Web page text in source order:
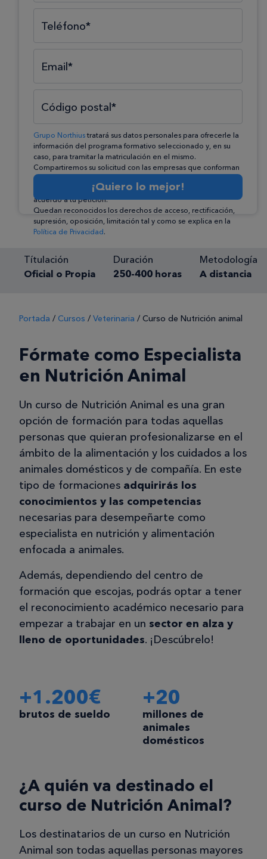
Teléfono*
Email*
Código postal*
Grupo Northiustratará sus datos personales para ofrecerle la
información del programa formativo seleccionado y, en su
caso, para tramitar la matriculación en el mismo.
Compartiremos su solicitud con las empresas que conforman
el
hacerle llegar la mejor oferta de productos y servicios de
acuerdo a tu petición.
Quedan reconocidos los derechos de acceso, rectificación,
supresión, oposición, limitación tal y como se explica en la
Política de Privacidad.
¡Quiero lo mejor!
Títulación
Oficial o Propia
Duración
250-400 horas
Metodología
A distancia
Portada / Cursos / Veterinaria / Curso de Nutrición animal
Fórmate como Especialista
en Nutrición Animal
Un curso de Nutrición Animal es una gran
opción de formación para todas aquellas
personas que quieran profesionalizarse en el
ámbito de la alimentación y los cuidados a los
animales domésticos y de compañía. En este
tipo de formaciones adquirirás los
conocimientos y las competencias
necesarias para desempeñarte como
especialista en nutrición y alimentación
enfocada a animales.
Además, dependiendo del centro de
formación que escojas, podrás optar a tener
el reconocimiento académico necesario para
empezar a trabajar en un sector en alza y
lleno de oportunidades. ¡Descúbrelo!
+1.200€
brutos de sueldo
+20
millones de
animales
domésticos
¿A quién va destinado el
curso de Nutrición Animal?
Los destinatarios de un curso en Nutrición
Animal son todas aquellas personas mayores